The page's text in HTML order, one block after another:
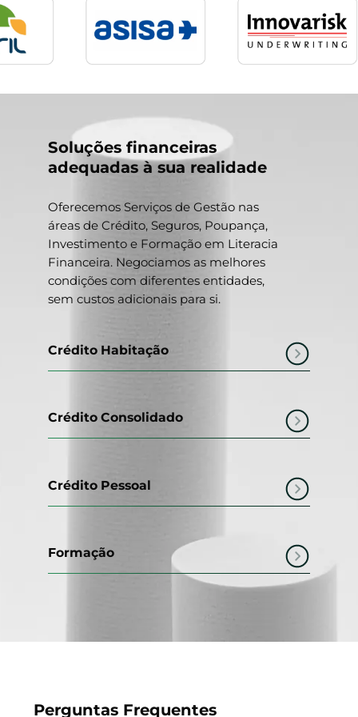
Soluções financeiras
adequadas à sua realidade
Oferecemos Serviços de Gestão nas
áreas de Crédito, Seguros, Poupança,
Investimento e Formação em Literacia
Financeira. Negociamos as melhores
condições com diferentes entidades,
sem custos adicionais para si.
Crédito Habitação
Crédito Consolidado
Crédito Pessoal
Formação
Perguntas Frequentes